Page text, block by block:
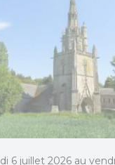
6 juillet 2026 au